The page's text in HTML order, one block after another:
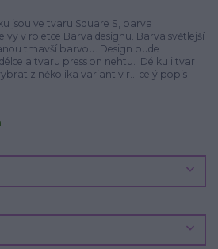
jsou ve tvaru Square S, barva
v roletce Barva designu. Barva světlejší
tmavší barvou. Design bude
a tvaru press on nehtu. Délku i tvar
z několika variant v r... celý popis